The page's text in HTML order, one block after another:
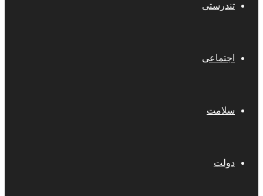
تندرستی
اجتماعی
سلامت
دولت